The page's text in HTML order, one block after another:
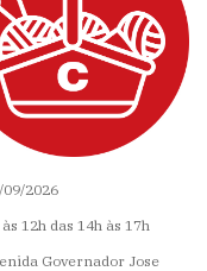
09/2026
às 12h das 14h às 17h
Governador Jose